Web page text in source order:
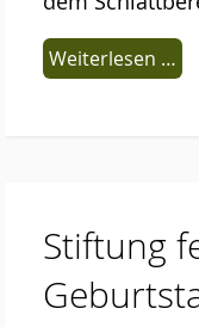
Weiterlesen …
Stiftung